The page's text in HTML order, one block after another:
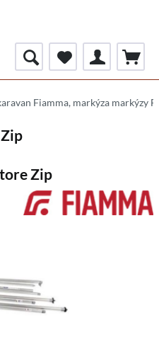
Fiamma, markýza markýzy
Zip